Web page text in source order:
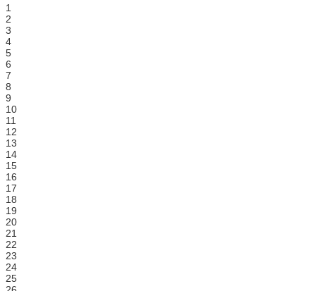
1
2
3
4
5
6
7
8
9
10
11
12
13
14
15
16
17
18
19
20
21
22
23
24
25